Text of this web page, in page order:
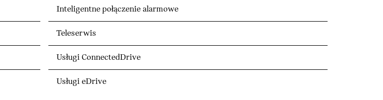
Inteligentne połączenie alarmowe
Teleserwis
Usługi ConnectedDrive
Usługi eDrive